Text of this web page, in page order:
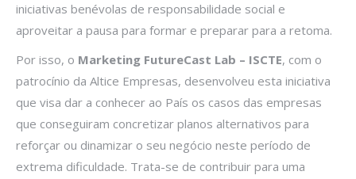
iniciativas benévolas de responsabilidade social e
aproveitar a pausa para formar e preparar para a retoma.
Por isso, o Marketing FutureCast Lab – ISCTE, com o
patrocínio da Altice Empresas, desenvolveu esta iniciativa
que visa dar a conhecer ao País os casos das empresas
que conseguiram concretizar planos alternativos para
reforçar ou dinamizar o seu negócio neste período de
extrema dificuldade. Trata-se de contribuir para uma